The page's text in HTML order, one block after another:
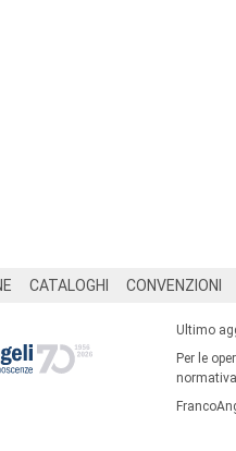
CATALOGHI CONVENZIONI
Ultimo
Per le